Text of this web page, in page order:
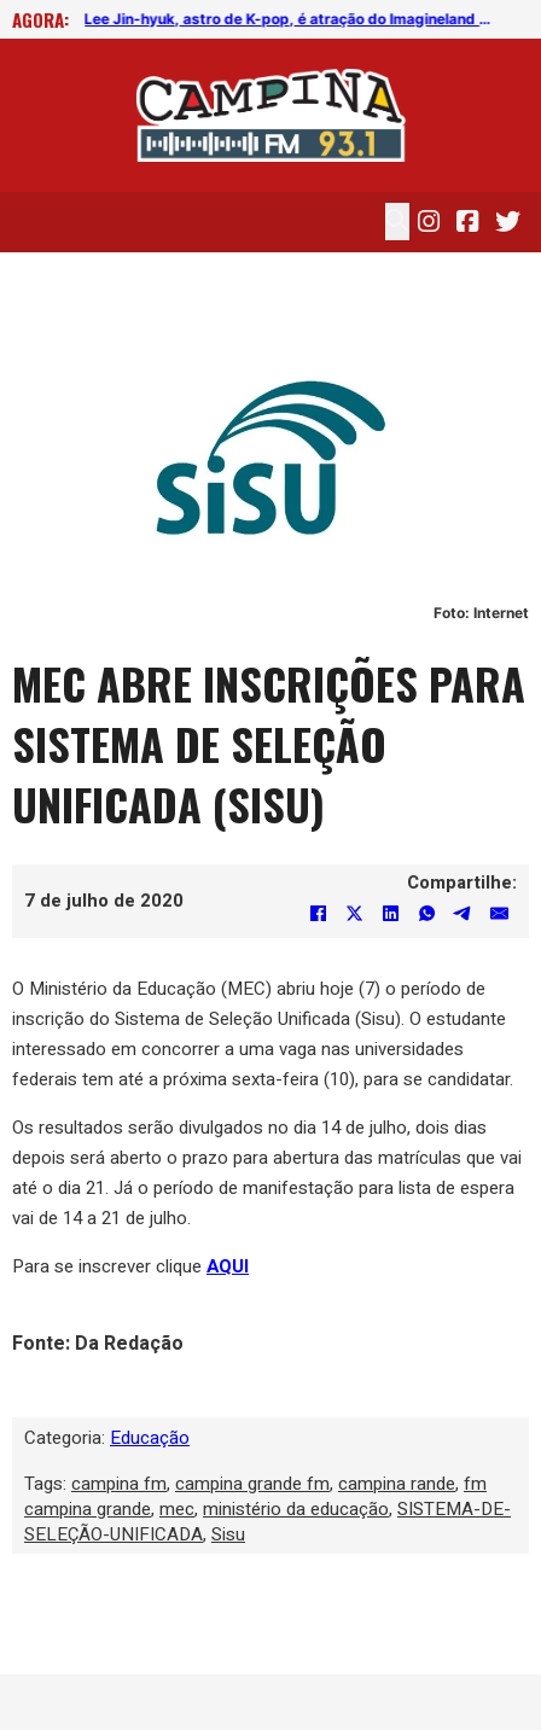
AGORA:
FICG trará Diogo Nogueira, Othon Bastos, Kell Smith e Antônio Nóbrega Lee Jin-hyuk, astro de K-pop, é atração do Imagineland On The Road 2026
Foto: Internet
MEC ABRE INSCRIÇÕES PARA
SISTEMA DE SELEÇÃO
UNIFICADA (SISU)
7 de julho de 2020
Compartilhe:
O Ministério da Educação (MEC) abriu hoje (7) o período de
inscrição do Sistema de Seleção Unificada (Sisu). O estudante
interessado em concorrer a uma vaga nas universidades
federais tem até a próxima sexta-feira (10), para se candidatar.
Os resultados serão divulgados no dia 14 de julho, dois dias
depois será aberto o prazo para abertura das matrículas que vai
até o dia 21. Já o período de manifestação para lista de espera
vai de 14 a 21 de julho.
Para se inscrever clique AQUI
Fonte: Da Redação
Categoria: Educação
Tags: campina fm, campina grande fm, campina rande, fm
campina grande, mec, ministério da educação, SISTEMA-DE-
SELEÇÃO-UNIFICADA, Sisu